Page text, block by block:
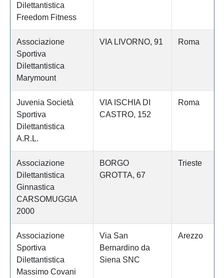
Dilettantistica
Freedom Fitness
Associazione
Sportiva
Dilettantistica
Marymount
VIA LIVORNO, 91 Roma
Juvenia Società
Sportiva
Dilettantistica
A.R.L.
VIA ISCHIA DI
CASTRO, 152
Roma
Associazione
Dilettantistica
Ginnastica
CARSOMUGGIA
2000
BORGO
GROTTA, 67
Trieste
Associazione
Sportiva
Dilettantistica
Massimo Covani
Via San
Bernardino da
Siena SNC
Arezzo